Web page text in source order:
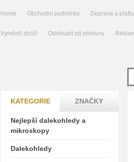
Home Obchodní podmínky Doprava a
Vyměnit zboží Odstoupit od smlouvy
KATEGORIE ZNAČKY
Nejlepší dalekohledy a
mikroskopy
Dalekohledy